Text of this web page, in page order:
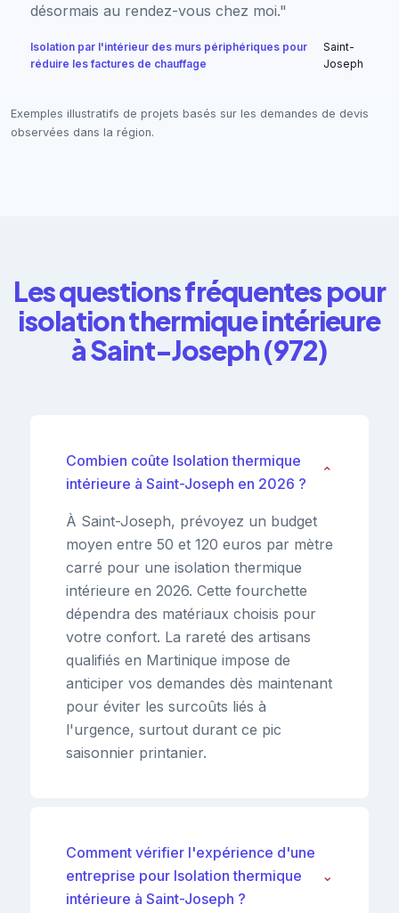
désormais au rendez-vous chez moi."
Isolation par l'intérieur des murs périphériques pour
réduire les factures de chauffage
Saint-
Joseph
Exemples illustratifs de projets basés sur les demandes de devis
observées dans la région.
Les questions fréquentes pour
isolation thermique intérieure
à Saint-Joseph (972)
Combien coûte Isolation thermique
intérieure à Saint-Joseph en 2026 ?
⌄
À Saint-Joseph, prévoyez un budget
moyen entre 50 et 120 euros par mètre
carré pour une isolation thermique
intérieure en 2026. Cette fourchette
dépendra des matériaux choisis pour
votre confort. La rareté des artisans
qualifiés en Martinique impose de
anticiper vos demandes dès maintenant
pour éviter les surcoûts liés à
l'urgence, surtout durant ce pic
saisonnier printanier.
Comment vérifier l'expérience d'une
entreprise pour Isolation thermique
intérieure à Saint-Joseph ?
⌄